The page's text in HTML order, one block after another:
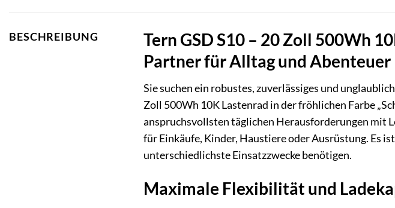
BESCHREIBUNG
Tern GSD S10 – 20 Zoll 500Wh
Partner für Alltag und Abenteuer
Sie suchen ein robustes, zuverlässiges und
Zoll 500Wh 10K Lastenrad in der fröhlichen Farbe
anspruchsvollsten täglichen Herausforderungen mit
für Einkäufe, Kinder, Haustiere oder Ausrüstung. Es
unterschiedlichste Einsatzzwecke benötigen.
Maximale Flexibilität und